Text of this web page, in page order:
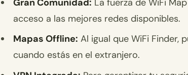
acceso a las mejores redes disponibles.
Mapas Offline: Al igual que WiFi Finder,
cuando estás en el extranjero.